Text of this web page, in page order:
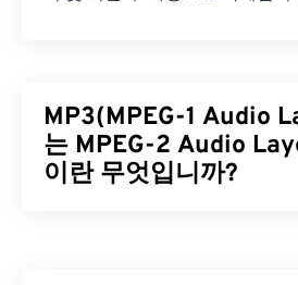
MP3(MPEG-1 Audio
는 MPEG-2 Audio
이란 무엇입니까?